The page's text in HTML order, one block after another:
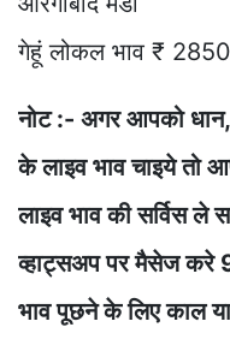
गेहूं लोकल भाव ₹
नोट :- अगर आपको
के लाइव भाव चाइये तो
लाइव भाव की सर्विस ले
व्हाट्सअप पर मैसेज करे
भाव पूछने के लिए काल